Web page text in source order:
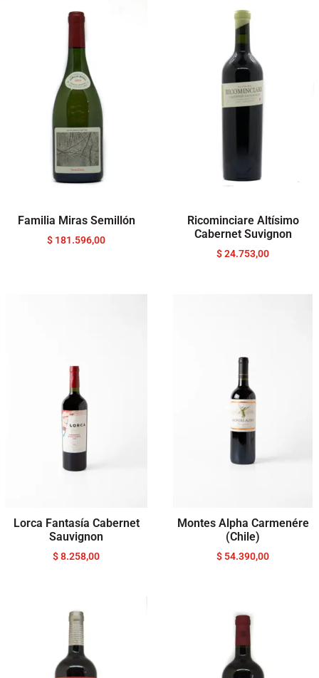
Familia Miras Semillón
$ 181.596,00
Ricominciare Altísimo
Cabernet Suvignon
$24.753,00
Lorca Fantasía Cabernet
Sauvignon
$8.258,00
Montes Alpha Carmenére
(Chile)
$ 54.390,00